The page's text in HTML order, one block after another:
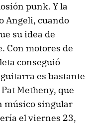
punk. Y la
Angeli, cuando
su idea de
Con motores de
conseguió
es bastante
Metheny, que
músico singular
el viernes 23,